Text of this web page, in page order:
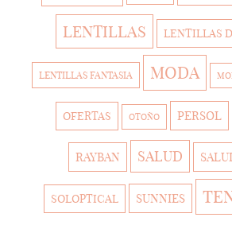
LENTILLAS LENTILLAS
LENTILLAS FANTASIA MODA
OFERTAS OTOÑO PERSOL
RAYBAN SALUD
SOLOPTICAL SUNNIES